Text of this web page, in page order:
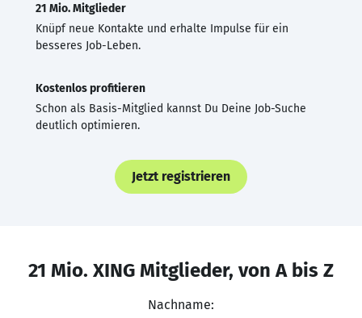
21 Mio. Mitglieder
Knüpf neue Kontakte und erhalte Impulse für ein
besseres Job-Leben.
Kostenlos profitieren
Schon als Basis-Mitglied kannst Du Deine Job-Suche
deutlich optimieren.
Jetzt registrieren
21 Mio. XING Mitglieder, von A bis Z
Nachname: